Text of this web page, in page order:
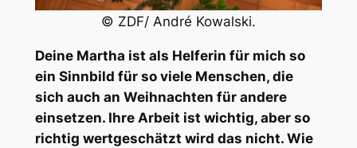
© ZDF/ André Kowalski.
Deine Martha ist als Helferin für mich so
ein Sinnbild für so viele Menschen, die
sich auch an Weihnachten für andere
einsetzen. Ihre Arbeit ist wichtig, aber so
richtig wertgeschätzt wird das nicht. Wie